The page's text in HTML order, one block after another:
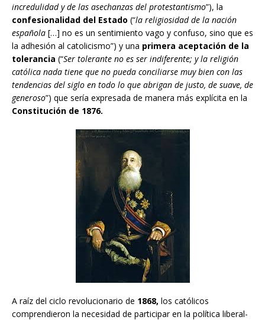
incredulidad y de las asechanzas del protestantismo”), la
confesionalidad del Estado (“la religiosidad de la nación
española […] no es un sentimiento vago y confuso, sino que es
la adhesión al catolicismo”) y una primera aceptación de la
tolerancia (“Ser tolerante no es ser indiferente; y la religión
católica nada tiene que no pueda conciliarse muy bien con las
tendencias del siglo en todo lo que abrigan de justo, de suave, de
generoso”) que sería expresada de manera más explícita en la
Constitución de 1876.
A raíz del ciclo revolucionario de 1868, los católicos
comprendieron la necesidad de participar en la política liberal-